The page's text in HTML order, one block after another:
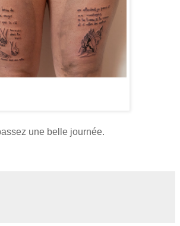
une belle journée.